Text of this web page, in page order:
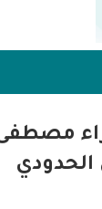
الحدودي